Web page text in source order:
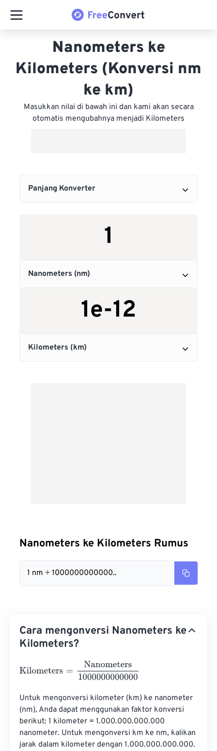
Nanometers ke
Kilometers (Konversi nm
ke km)
Masukkan nilai di bawah ini dan kami akan secara
otomatis mengubahnya menjadi Kilometers
Nanometers ke Kilometers Rumus
1 nm ÷ 1000000000000..
Cara mengonversi Nanometers ke
Kilometers?
Kilometers Nanometers1000000000000
Untuk mengonversi kilometer (km) ke nanometer
(nm), Anda dapat menggunakan faktor konversi
berikut: 1 kilometer = 1.000.000.000.000
nanometer. Untuk mengonversi km ke nm, kalikan
jarak dalam kilometer dengan 1.000.000.000.000.